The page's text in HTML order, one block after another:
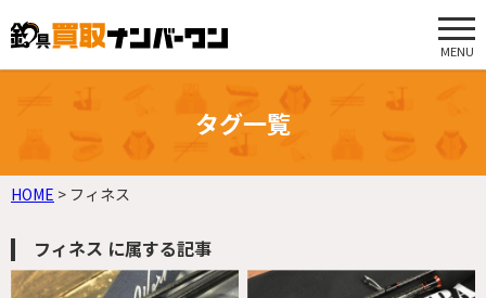
MENU
タグ一覧
HOME > フィネス
フィネス に属する記事